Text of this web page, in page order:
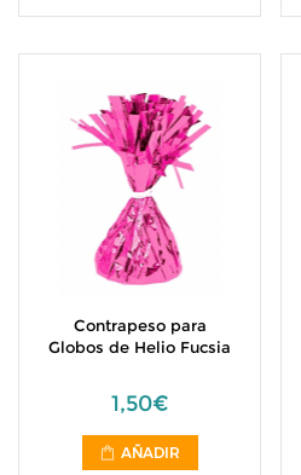
Contrapeso para
Globos de Helio Fucsia
1,50€
AÑADIR